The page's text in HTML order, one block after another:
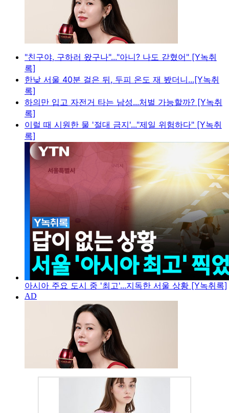
"친구야, 구하러 왔구나"..."아니? 나도 갇혔어" [Y녹취
록]
한낮 서울 40분 걸은 뒤, 두피 온도 재 봤더니...[Y녹취
록]
하의만 입고 자전거 타는 남성...처벌 가능할까? [Y녹취
록]
이럴 때 시원한 물 '절대 금지'..."제일 위험하다" [Y녹취
록]
아시아 주요 도시 중 '최고'...지독한 서울 상황 [Y녹취록]